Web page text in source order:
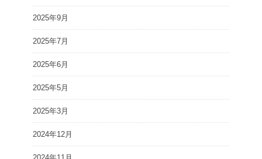
2025年9月
2025年7月
2025年6月
2025年5月
2025年3月
2024年12月